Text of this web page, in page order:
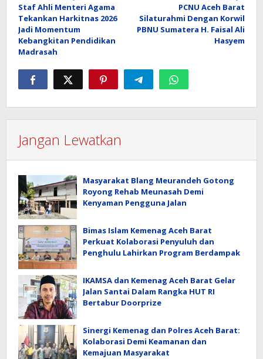
pos
Staf Ahli Menteri Agama
Tekankan Harkitnas 2026
Jadi Momentum
Kebangkitan Pendidikan
Madrasah
PCNU Aceh Barat
Silaturahmi Dengan Korwil
PBNU Sumatera H. Faisal Ali
Hasyem
Jangan Lewatkan
Masyarakat Blang Meurandeh Gotong
Royong Rehab Meunasah Demi
Kenyaman Pengguna Jalan
Bimas Islam Kemenag Aceh Barat
Perkuat Kolaborasi Penyuluh dan
Penghulu Lahirkan Program Berdampak
IKAMSA dan Kemenag Aceh Barat Gelar
Jalan Santai Dalam Rangka HUT RI
Bertabur Doorprize
Sinergi Kemenag dan Polres Aceh Barat:
Kolaborasi Demi Keamanan dan
Kemajuan Masyarakat